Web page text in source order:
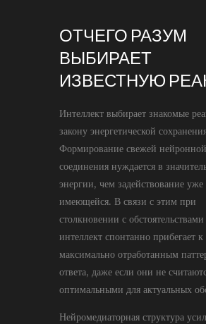
ОТЧЕГО РАЗУМ
ВЫБИРАЕТ
ИЗВЕСТНУЮ
Интеллект выбирает знакомые
закону энергетической
Формирование свежей нейронной
соединения нуждается в
энергии, чем задействование уже
имеющейся. В связи с этим при
столкновении с обстоятельствами
интеллект спонтанно прибегает к
максимально отработанным
ответа, даже если они не
оптимальными для актуальных
Нейромедиаторная структура